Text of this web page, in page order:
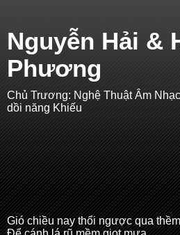
Nguyễn Hải &
Phương
Chủ Trương: Nghệ Thuật Âm
dồi năng Khiếu
Gió chiều nay thổi ngược qua thềm